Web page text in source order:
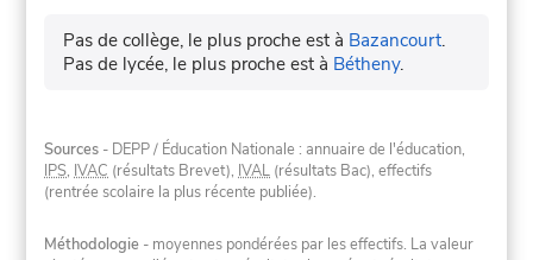
Pas de collège, le plus proche est à Bazancourt.
Pas de lycée, le plus proche est à Bétheny.
Sources - DEPP / Éducation Nationale : annuaire de l'éducation,
IPS, IVAC (résultats Brevet), IVAL (résultats Bac), effectifs
(rentrée scolaire la plus récente publiée).
Méthodologie - moyennes pondérées par les effectifs. La valeur